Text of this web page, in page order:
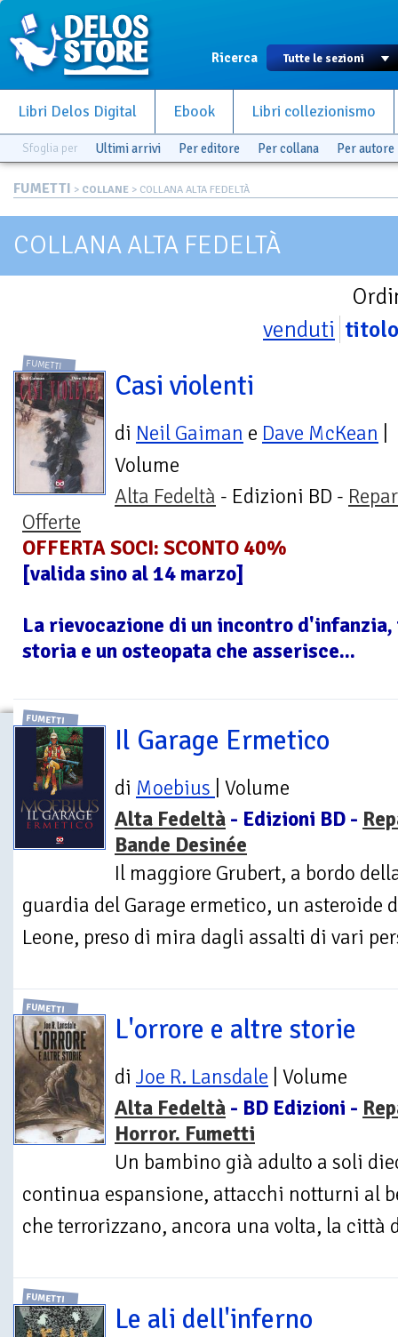
Ricerca
Libri Delos Digital Ebook Libri collezionismo
Sfoglia per Ultimi arrivi Per editore Per collana Per autore
FUMETTI > COLLANE > COLLANA ALTA FEDELTÀ
COLLANA ALTA FEDELTÀ
venduti titolo
FUMETTI
Casi violenti
di Neil Gaiman e Dave McKean
Volume
Alta Fedeltà - Edizioni BD -
Offerte
OFFERTA SOCI: SCONTO 40%
[valida sino al 14 marzo]
La rievocazione di un incontro
storia e un osteopata che asserisce...
FUMETTI
Il Garage Ermetico
di Moebius | Volume
Alta Fedeltà - Edizioni BD -
Bande Desinée
Il maggiore Grubert, a bordo
guardia del Garage ermetico, un asteroide
Leone, preso di mira dagli assalti di vari
FUMETTI
L'orrore e altre storie
di Joe R. Lansdale | Volume
Alta Fedeltà - BD Edizioni -
Horror. Fumetti
Un bambino già adulto a soli
continua espansione, attacchi notturni al
che terrorizzano, ancora una volta, la città
FUMETTI
Le ali dell'inferno